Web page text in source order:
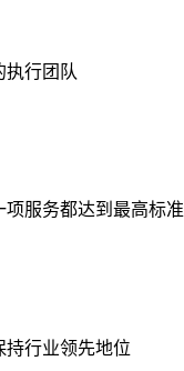
执行团队
服务都达到最高标准
持行业领先地位